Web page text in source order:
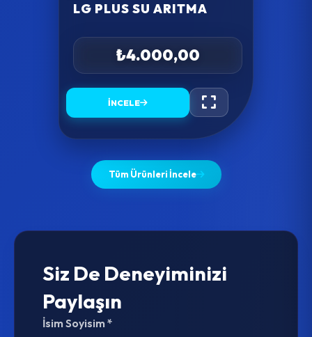
LG PLUS SU ARITMA
₺4.000,00
İNCELE
Tüm Ürünleri İncele
Siz De Deneyiminizi
Paylaşın
İsim Soyisim *